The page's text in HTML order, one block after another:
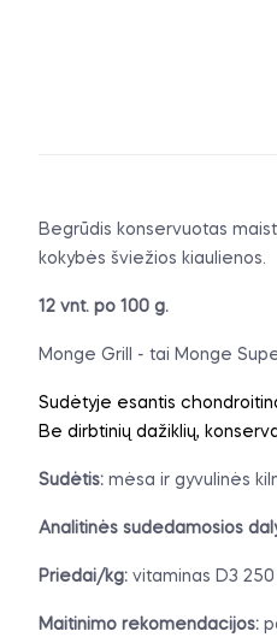
Begrūdis konservuotas
kokybės šviežios kiaulienos.
12 vnt. po 100 g.
Monge Grill - tai Monge
Sudėtyje esantis
Be dirbtinių dažiklių,
Sudėtis: mėsa ir gyvulinės
Analitinės sudedamosios
Priedai/kg: vitaminas D3
Maitinimo rekomendacijos: